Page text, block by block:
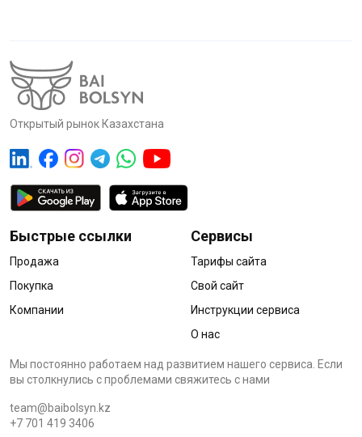
Открытый рынок Казахстана
Быстрые ссылки
Продажа
Покупка
Компании
Сервисы
Тарифы сайта
Свой сайт
Инструкции сервиса
О нас
Мы постоянно работаем над развитием нашего сервиса. Если
вы столкнулись с проблемами cвяжитесь с нами
team@baibolsyn.kz
+7 701 419 3406